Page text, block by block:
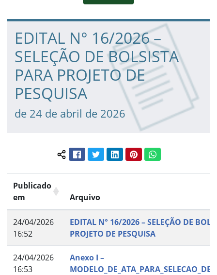
Fim da navegação
Início do conteúdo
EDITAL N° 16/2026 –
SELEÇÃO DE BOLSISTA
PARA PROJETO DE
PESQUISA
de 24 de abril de 2026
Compartilhar conteúdo:
FacebookTwitterLinkedInPinterestWhatsApp
Publicado
em
Arquivo
24/04/2026
16:52
EDITAL N° 16/2026 – SELEÇÃO DE
PROJETO DE PESQUISA
24/04/2026
16:53
Anexo I –